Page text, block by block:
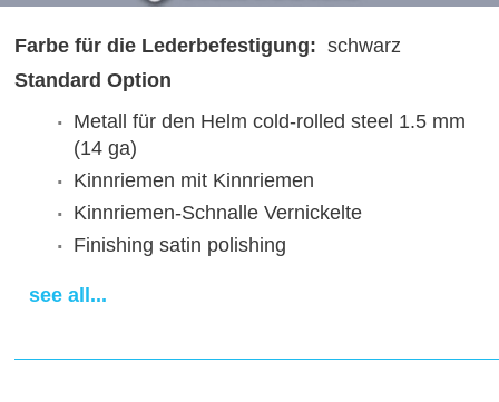
Farbe für die Lederbefestigung: schwarz
Standard Option
Metall für den Helm cold-rolled steel 1.5 mm
(14 ga)
Kinnriemen mit Kinnriemen
Kinnriemen-Schnalle Vernickelte
Finishing satin polishing
see all...